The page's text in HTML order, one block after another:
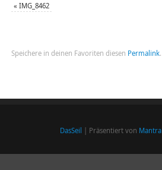
« IMG_8462
Speichere in deinen Favoriten diesen Permalink.
DasSeil | Präsentiert von Mantra